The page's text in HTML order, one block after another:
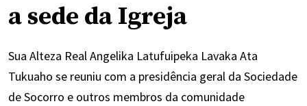
a sede da Igreja
Sua Alteza Real Angelika Latufuipeka Lavaka Ata
Tukuaho se reuniu com a presidência geral da Sociedade
de Socorro e outros membros da comunidade